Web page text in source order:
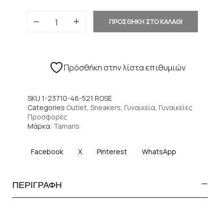
ΠΡΟΣΘΗΚΗ ΣΤΟ ΚΑΛΑΘΙ
Πρόσθήκη στην λίστα επιθυμιών
SKU 1-23710-46-521 ROSE
Categories Outlet, Sneakers, Γυναικεία, Γυναικείες
Προσφορές
Μάρκα: Tamaris
Facebook X Pinterest WhatsApp
ΠΕΡΙΓΡΑΦΗ